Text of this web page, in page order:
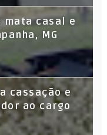
mata casal e
MG
cassação e
ao cargo